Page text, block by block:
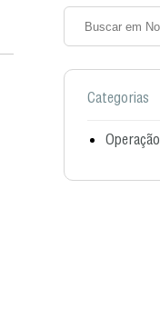
Categorias
Operação